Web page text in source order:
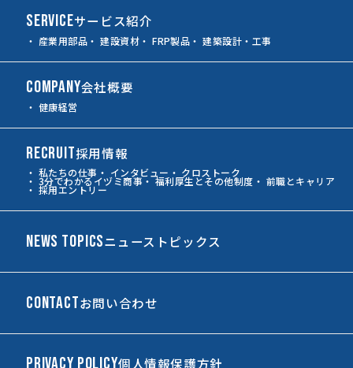
SERVICEサービス紹介
・ 産業用部品 ・ 建設資材 ・ FRP製品 ・ 建築設計・工事
COMPANY会社概要
・ 健康経営
RECRUIT採用情報
・ 私たちの仕事 ・ インタビュー ・ クロストーク
・ 3分でわかるイヅミ商事・ 福利厚生とその他制度 ・ 前職とキャリア
・ 採用エントリー
NEWS TOPICSニューストピックス
CONTACTお問い合わせ
PRIVACY POLICY個人情報保護方針